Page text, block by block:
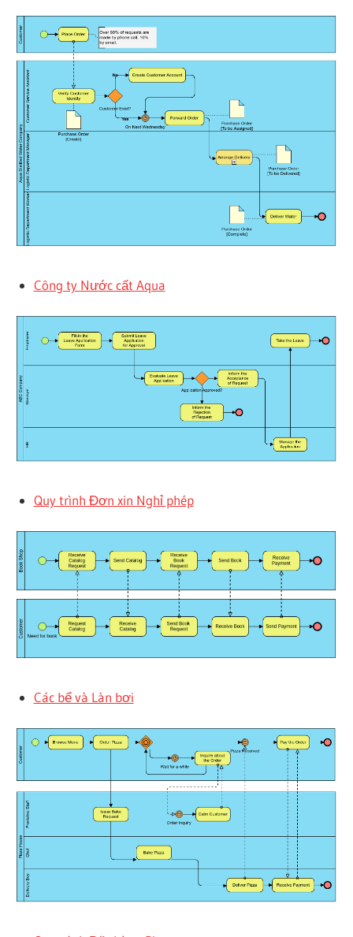
Công ty Nước cất Aqua
Quy trình Đơn xin Nghỉ phép
Các bể và Làn bơi